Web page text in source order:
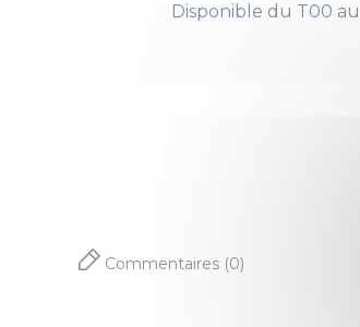
Disponible du T00 au
Commentaires (0)